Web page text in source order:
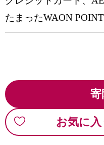
たまったWAON
寄
お気に